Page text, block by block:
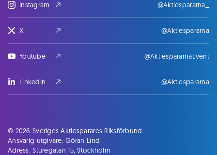
Instagram @Aktiespararna_
X @Aktiespararna
Youtube @AktiespararnaEvent
LinkedIn @Aktiespararna
© 2026 Sveriges Aktiesparares Riksförbund
Ansvarig utgivare: Göran Lind
Adress: Sturegatan 15, Stockholm